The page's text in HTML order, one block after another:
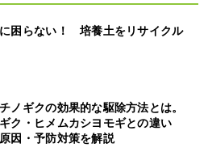
困らない！ 培養土をリサイクル
ノギクの効果的な駆除方法とは。
ク・ヒメムカシヨモギとの違い
因・予防対策を解説